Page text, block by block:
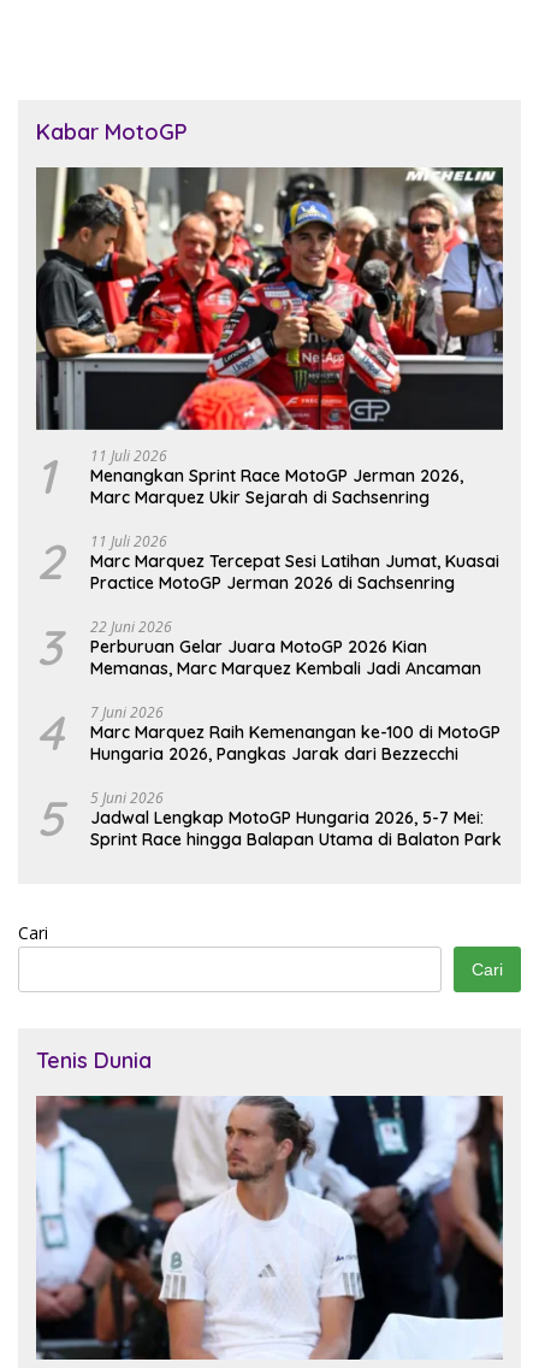
Kabar MotoGP
1 11 Juli 2026
Menangkan Sprint Race MotoGP Jerman 2026,
Marc Marquez Ukir Sejarah di Sachsenring
2 11 Juli 2026
Marc Marquez Tercepat Sesi Latihan Jumat, Kuasai
Practice MotoGP Jerman 2026 di Sachsenring
3 22 Juni 2026
Perburuan Gelar Juara MotoGP 2026 Kian
Memanas, Marc Marquez Kembali Jadi Ancaman
4 7 Juni 2026
Marc Marquez Raih Kemenangan ke-100 di MotoGP
Hungaria 2026, Pangkas Jarak dari Bezzecchi
5 5 Juni 2026
Jadwal Lengkap MotoGP Hungaria 2026, 5-7 Mei:
Sprint Race hingga Balapan Utama di Balaton Park
Cari
Cari
Tenis Dunia